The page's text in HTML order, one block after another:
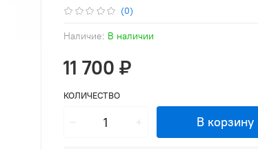
(0)
Наличие: В наличии
11 700 ₽
КОЛИЧЕСТВО
В корзину